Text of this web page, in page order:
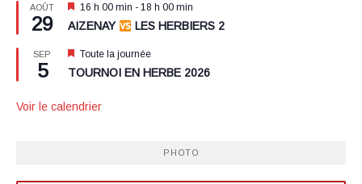
AOÛT
29
Mis
en
avant
16 h 00 min - 18 h 00 min
AIZENAY LES HERBIERS 2
SEP
5
Mis
en
avant
Toute la journée
TOURNOI EN HERBE 2026
Voir le calendrier
PHOTO